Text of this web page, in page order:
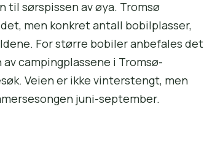
til sørspissen av øya. Tromsø
men konkret antall bobilplasser,
For større bobiler anbefales det
campingplassene i Tromsø-
Veien er ikke vinterstengt, men
juni-september.